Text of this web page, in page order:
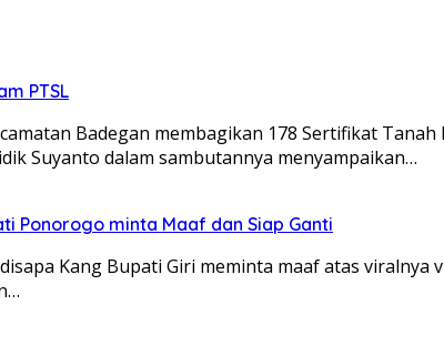
PTSL
Badegan membagikan 178 Sertifikat
Suyanto dalam sambutannya menyampaikan…
Ponorogo minta Maaf dan Siap Ganti
Kang Bupati Giri meminta maaf atas